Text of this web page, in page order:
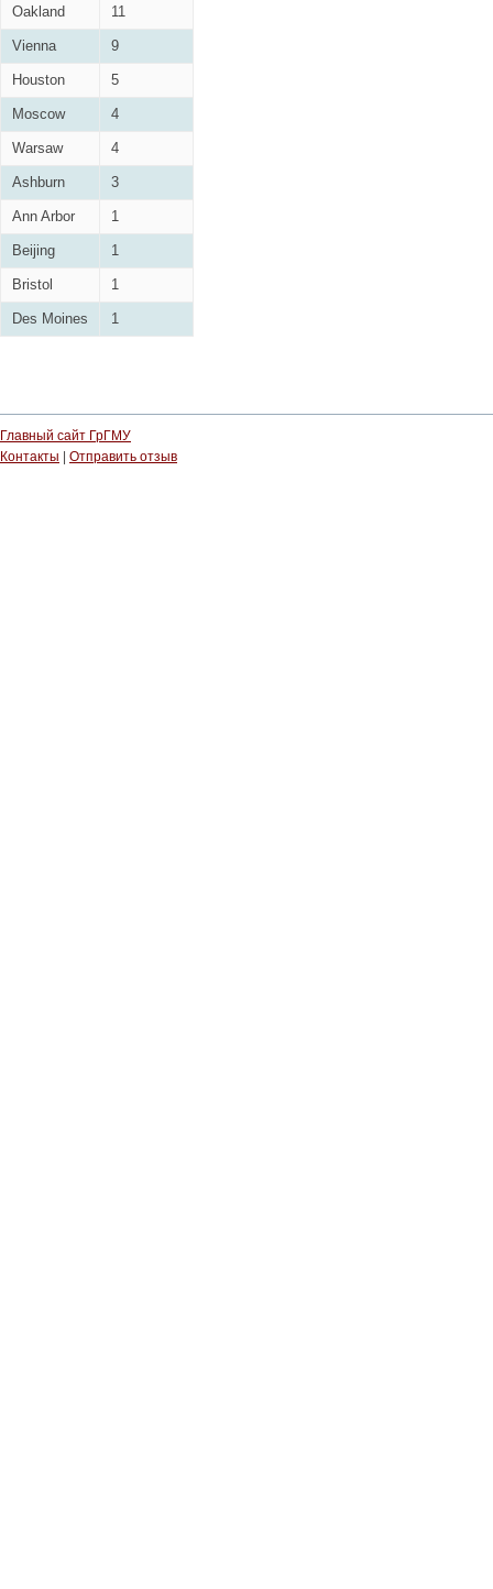
Oakland 11
Vienna 9
Houston 5
Moscow 4
Warsaw 4
Ashburn 3
Ann Arbor 1
Beijing 1
Bristol 1
Des Moines 1
Главный сайт ГрГМУ
Контакты
Отправить отзыв